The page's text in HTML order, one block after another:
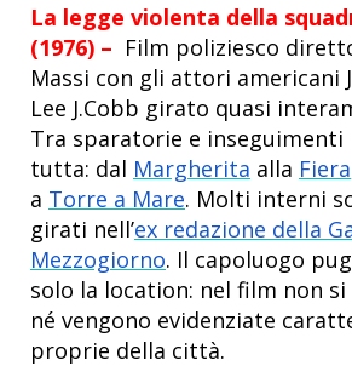
La legge violenta della
(1976) – Film poliziesco
Massi con gli attori americani
Lee J.Cobb girato quasi
Tra sparatorie e inseguimenti
tutta: dal Margherita alla Fiera
a Torre a Mare. Molti interni
girati nell’ex redazione della
Mezzogiorno. Il capoluogo
solo la location: nel film non
né vengono evidenziate
proprie della città.